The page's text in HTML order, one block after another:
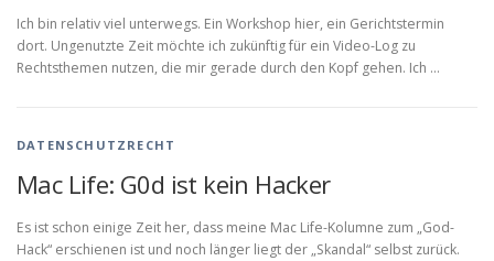
Ich bin relativ viel unterwegs. Ein Workshop hier, ein Gerichtstermin
dort. Ungenutzte Zeit möchte ich zukünftig für ein Video-Log zu
Rechtsthemen nutzen, die mir gerade durch den Kopf gehen. Ich …
DATENSCHUTZRECHT
Mac Life: G0d ist kein Hacker
Es ist schon einige Zeit her, dass meine Mac Life-Kolumne zum „God-
Hack“ erschienen ist und noch länger liegt der „Skandal“ selbst zurück.